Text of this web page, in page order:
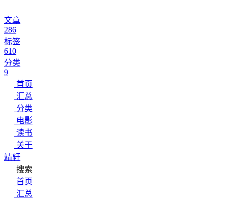
文章
286
标签
610
分类
9
首页
汇总
分类
电影
读书
关于
靖轩
搜索
首页
汇总